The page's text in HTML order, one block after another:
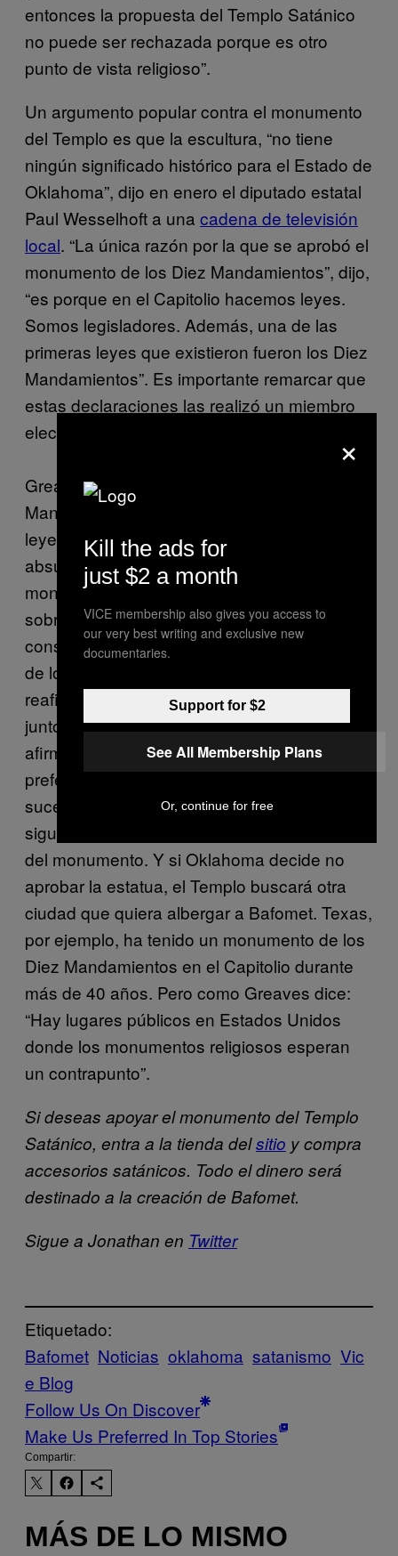
entonces la propuesta del Templo Satánico
no puede ser rechazada porque es otro
punto de vista religioso”.
Un argumento popular contra el monumento
del Templo es que la escultura, “no tiene
ningún significado histórico para el Estado de
Oklahoma”, dijo en enero el diputado estatal
Paul Wesselhoft a una cadena de televisión
local. “La única razón por la que se aprobó el
monumento de los Diez Mandamientos”, dijo,
“es porque en el Capitolio hacemos leyes.
Somos legisladores. Además, una de las
primeras leyes que existieron fueron los Diez
Mandamientos”. Es importante remarcar que
estas declaraciones las realizó un miembro
electo al congreso.
Greaves me dijo que “la idea de que los Diez
Mandamientos son fundamentales para las
leyes de Estados Unidos u Oklahoma es
absurda y vulgar…” Yo diría que nuestro
monumento ofrece un mensaje más directo
sobre la creación de los valores
constitucionales de EUA que el monumento
de los Diez Mandamientos. Este mensaje se
reafirmará cuando la estatua esté colocada
junto a la de los Diez Mandamientos, ya que
afirmará que ninguna religión tiene
preferencia legal”. Al margen de lo que
suceda en el Capitolio del Estado, el Templo
sigue adelante con sus planes de creación
del monumento. Y si Oklahoma decide no
aprobar la estatua, el Templo buscará otra
ciudad que quiera albergar a Bafomet. Texas,
por ejemplo, ha tenido un monumento de los
Diez Mandamientos en el Capitolio durante
más de 40 años. Pero como Greaves dice:
“Hay lugares públicos en Estados Unidos
donde los monumentos religiosos esperan
un contrapunto”.
Si deseas apoyar el monumento del Templo
Satánico, entra a la tienda delsitio y compra
accesorios satánicos. Todo el dinero será
destinado a la creación de Bafomet.
Sigue a Jonathan en Twitter
Etiquetado:
Bafomet Noticias oklahoma satanismo Vic
e Blog
Follow Us On Discover
Make Us Preferred In Top Stories
Compartir:
MÁS DE LO MISMO
×
Kill the ads for
just $2 a month
VICE membership also gives you access to
our very best writing and exclusive new
documentaries.
Support for $2
See All Membership Plans
Or, continue for free